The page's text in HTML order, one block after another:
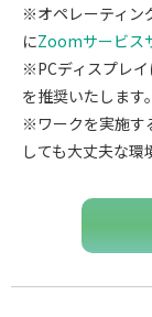
※オペレーティン
にZoomサービス
※PCディスプレ
を推奨いたします。
※ワークを実施す
しても大丈夫な環